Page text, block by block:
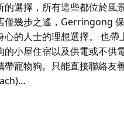
的選擇，所有這些都位於
僅幾步之遙，Gerringong
心的人士的理想選擇。 也
小屋住宿以及供電或不供
寵物狗。只能直接聯絡友
假期所需的一切。